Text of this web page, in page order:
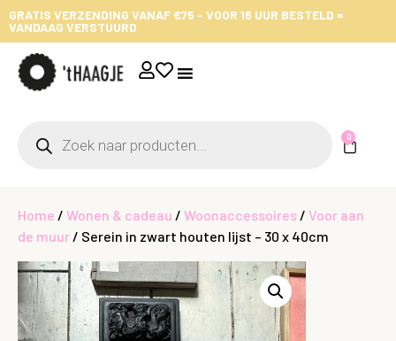
GRATIS VERZENDING VANAF €75 - VOOR 16 UUR BESTELD =
VANDAAG VERSTUURD
0
Home / Wonen & cadeau / Woonaccessoires / Voor aan
de muur / Serein in zwart houten lijst – 30 x 40cm